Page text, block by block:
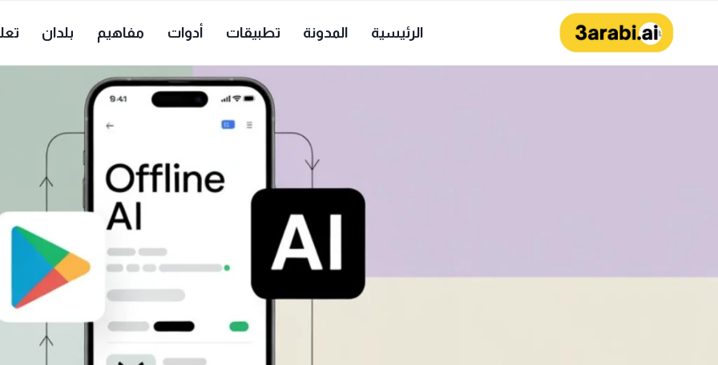
الرئيسية المدونة تطبيقات أدوات مفاهيم بلدان